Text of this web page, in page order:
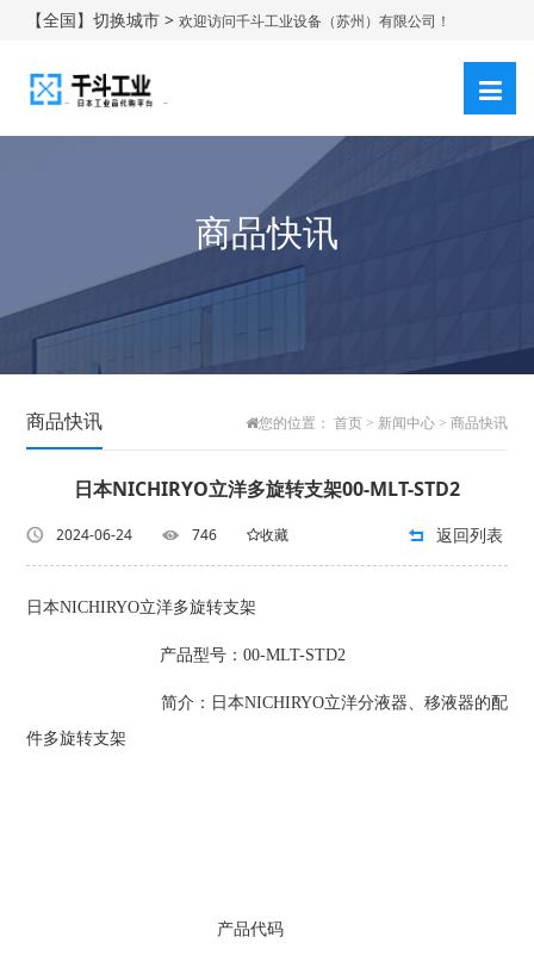
【全国】切换城市 >欢迎访问千斗工业设备（苏州）有限公司！
|注册
商品快讯
商品快讯 您的位置： 首页> 新闻中心> 商品快讯
日本NICHIRYO立洋多旋转支架00-MLT-STD2
2024-06-24 746 收藏 返回列表
日本NICHIRYO立洋多旋转支架
产品型号：00-MLT-STD2
简介：日本NICHIRYO立洋分液器、移液器的配
件多旋转支架
产品代码